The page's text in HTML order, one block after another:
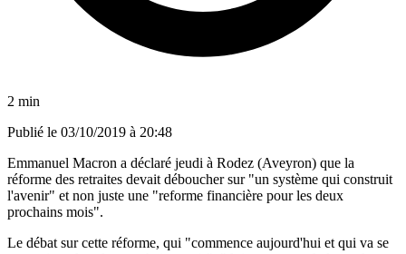
2 min
Publié le 03/10/2019 à 20:48
Emmanuel Macron a déclaré jeudi à Rodez (Aveyron) que la
réforme des retraites devait déboucher sur "un système qui construit
l'avenir" et non juste une "reforme financière pour les deux
prochains mois".
Le débat sur cette réforme, qui "commence aujourd'hui et qui va se